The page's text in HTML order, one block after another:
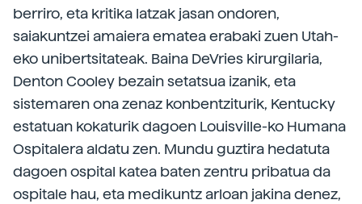
berriro, eta kritika latzak jasan ondoren,
saiakuntzei amaiera ematea erabaki zuen Utah-
eko unibertsitateak. Baina DeVries kirurgilaria,
Denton Cooley bezain setatsua izanik, eta
sistemaren ona zenaz konbentziturik, Kentucky
estatuan kokaturik dagoen Louisville-ko Humana
Ospitalera aldatu zen. Mundu guztira hedatuta
dagoen ospital katea baten zentru pribatua da
ospitale hau, eta medikuntz arloan jakina denez,